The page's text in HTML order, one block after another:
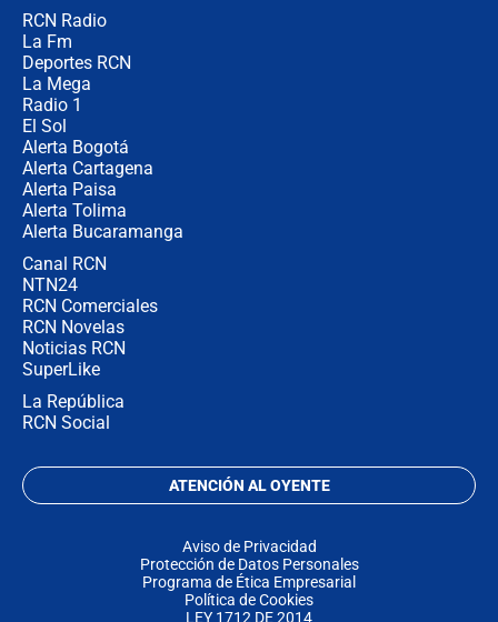
RCN Radio
La Fm
Deportes RCN
La Mega
Radio 1
El Sol
Alerta Bogotá
Alerta Cartagena
Alerta Paisa
Alerta Tolima
Alerta Bucaramanga
Canal RCN
NTN24
RCN Comerciales
RCN Novelas
Noticias RCN
SuperLike
La República
RCN Social
ATENCIÓN AL OYENTE
Aviso de Privacidad
Protección de Datos Personales
Programa de Ética Empresarial
Política de Cookies
LEY 1712 DE 2014